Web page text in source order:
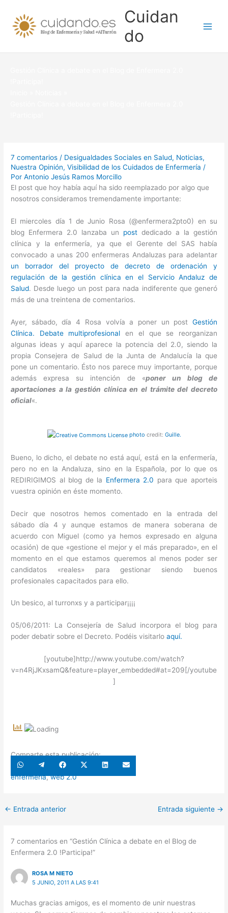
contenido
Cuidan
do
7 comentarios / Desigualdades Sociales en Salud, Noticias,
Nuestra Opinión,Visibilidad de los Cuidados de Enfermería /
PorAntonio Jesús Ramos Morcillo
El post que hoy había aquí ha sido reemplazado por algo que
nosotros consideramos tremendamente importante:
El miercoles día 1 de Junio Rosa (@enfermera2pto0) en su
blog Enfermera 2.0 lanzaba un post dedicado a la gestión
clínica y la enfermería, ya que el Gerente del SAS había
convocado a unas 200 enfermeras Andaluzas para adelantar
un borrador del proyecto de decreto de ordenación y
regulación de la gestión clínica en el Servicio Andaluz de
Salud. Desde luego un post para nada indiferente que generó
más de una treintena de comentarios.
Ayer, sábado, día 4 Rosa volvía a poner un post Gestión
Clínica. Debate multiprofesional en el que se reorganizan
algunas ideas y aquí aparece la potencia del 2.0, siendo la
propia Consejera de Salud de la Junta de Andalucía la que
pone un comentario. Ésto nos parece muy importante, porque
además expresa su intención de «poner un blog de
aportaciones a la gestión clínica en el trámite del decreto
oficial«.
photo credit: Guille.
Bueno, lo dicho, el debate no está aquí, está en la enfermería,
pero no en la Andaluza, sino en la Española, por lo que os
REDIRIGIMOS al blog de la Enfermera 2.0 para que aporteis
vuestra opinión en éste momento.
Decir que nosotros hemos comentado en la entrada del
sábado día 4 y aunque estamos de manera soberana de
acuerdo con Miguel (como ya hemos expresado en alguna
ocasión) de que «gestione el mejor y el más preparado», en el
momento en el que estamos queremos al menos poder ser
candidatos «reales» para gestionar siendo buenos
profesionales capacitados para ello.
Un besico, al turronxs y a participar¡¡¡¡
05/06/2011: La Consejería de Salud incorpora el blog para
poder debatir sobre el Decreto. Podéis visitarlo aquí.
[youtube]http://www.youtube.com/watch?
v=n4RjJKxsamQ&feature=player_embedded#at=209[/youtube
]
Comparte esta publicación:
Compartir
WhatsApp
Compartir
Telegram
Compartir
Facebook
Compartir
X
Compartir
LinkedIn
Compartir
en
Email
enfermería,web 2.0
← Entrada anterior Entrada siguiente →
7 comentarios en “Gestión Clínica a debate en el Blog de
Enfermera 2.0 !Participa!”
ROSA M NIETO
5 JUNIO, 2011 A LAS 9:41
Muchas gracias amigos, es el momento de unir nuestras